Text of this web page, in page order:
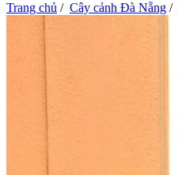
Trang chủ / Cây cảnh Đà Nẵng /